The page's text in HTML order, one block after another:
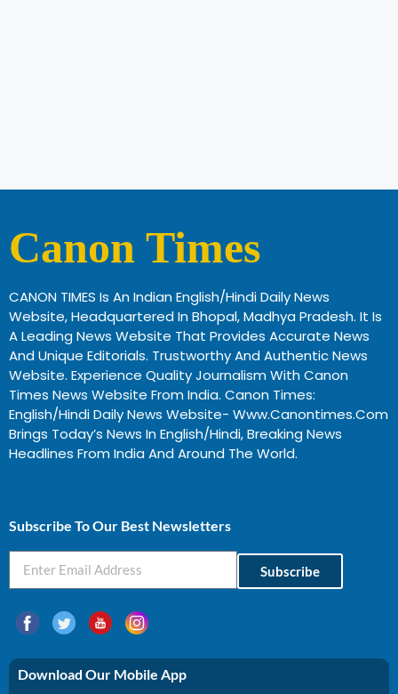
Canon Times
CANON TIMES Is An Indian English/Hindi Daily News
Website, Headquartered In Bhopal, Madhya Pradesh. It Is
A Leading News Website That Provides Accurate News
And Unique Editorials. Trustworthy And Authentic News
Website. Experience Quality Journalism With Canon
Times News Website From India. Canon Times:
English/Hindi Daily News Website- Www.canontimes.com
Brings Today’s News In English/Hindi, Breaking News
Headlines From India And Around The World.
Subscribe To Our Best Newsletters
Subscribe
Download Our Mobile App